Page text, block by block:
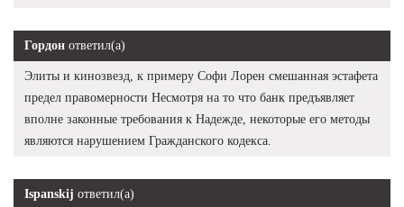
Гордон ответил(а)
Элиты и кинозвезд, к примеру Софи Лорен смешанная эстафета
предел правомерности Несмотря на то что банк предъявляет
вполне законные требования к Надежде, некоторые его методы
являются нарушением Гражданского кодекса.
Ispanskij ответил(а)